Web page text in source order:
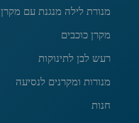
מנורת לילה מנגנת עם מקרן
מקרן כוכבים
רעש לבן לתינוקות
מנורות ומקרנים לנסיעה
חנות